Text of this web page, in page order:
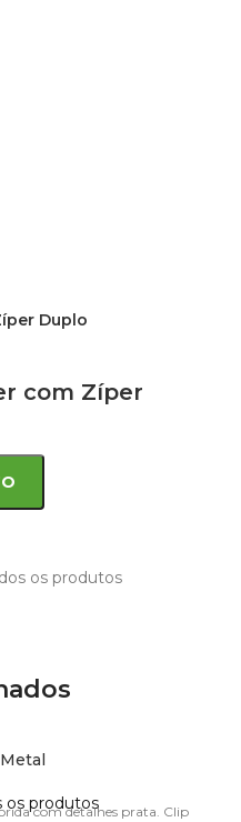
Duplo
com Zíper
os produtos
os produtos
com detalhes prata. Clip